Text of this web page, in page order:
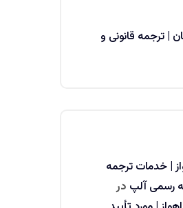
| ترجمه قانونی و
| خدمات ترجمه
رسمی آلپ در